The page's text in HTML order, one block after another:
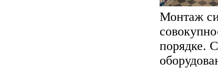
Монтаж
порядке.